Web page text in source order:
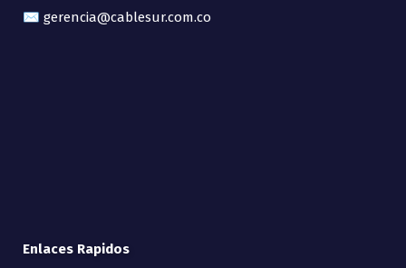
✉ gerencia@cablesur.com.co
Enlaces Rapidos